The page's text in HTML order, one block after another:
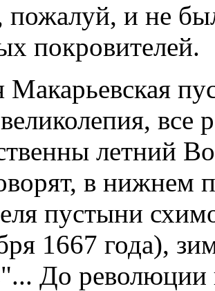
пожалуй, и не
покровителей.
Макарьевская
все
летний
в нижнем
пустыни
1667 года),
До